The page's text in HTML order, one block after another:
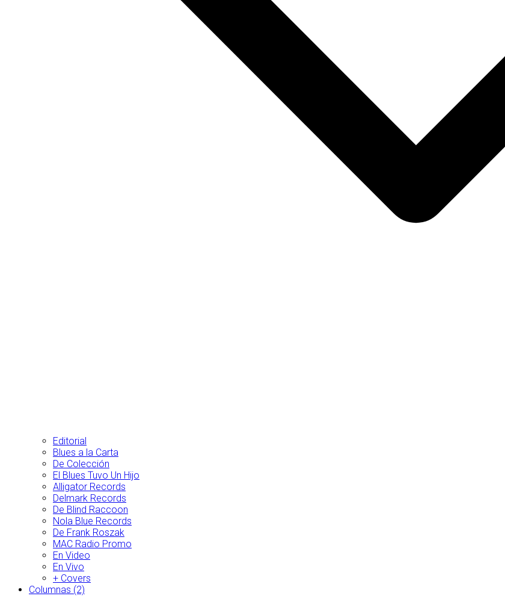
Editorial
Blues a la Carta
De Colección
El Blues Tuvo Un Hijo
Alligator Records
Delmark Records
De Blind Raccoon
Nola Blue Records
De Frank Roszak
MAC Radio Promo
En Video
En Vivo
+ Covers
Columnas (2)